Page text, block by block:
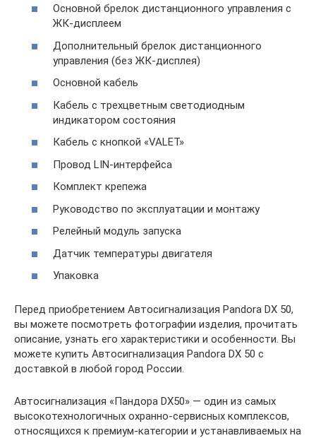
Основной брелок дистанционного управления c
ЖК-дисплеем
Дополнительный брелок дистанционного
управления (без ЖК-дисплея)
Основной кабель
Кабель с трехцветным светодиодным
индикатором состояния
Кабель с кнопкой «VALET»
Провод LIN-интерфейса
Комплект крепежа
Руководство по эксплуатации и монтажу
Релейный модуль запуска
Датчик температуры двигателя
Упаковка
Перед приобретением Автосигнализация Pandora DX 50,
вы можете посмотреть фотографии изделия, прочитать
описание, узнать его характеристики и особенности. Вы
можете купить Автосигнализация Pandora DX 50 с
доставкой в любой город России.
Автосигнализация «Пандора DX50» — один из самых
высокотехнологичных охранно-сервисных комплексов,
относящихся к премиум-категории и устанавливаемых на